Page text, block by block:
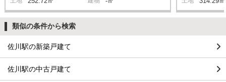
類似の条件から検索
佐川駅の新築戸建て
佐川駅の中古戸建て